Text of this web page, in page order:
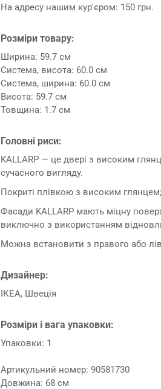
На адресу нашим кур'єром: 150 грн.
Розміри товару:
Ширина: 59.7 см
Система, висота: 60.0 см
Система, ширина: 60.0 см
Висота: 59.7 см
Товщина: 1.7 см
Головні риси:
KALLARP — це двері з високим
сучасного вигляду.
Покриті плівкою з високим глянцем;
Фасади KALLARP мають міцну
виключно з використанням
Можна встановити з правого або
Дизайнер:
ІКЕА, Швеція
Розміри і вага упаковки:
Упаковки: 1
Артикульний номер: 90581730
Довжина: 68 см